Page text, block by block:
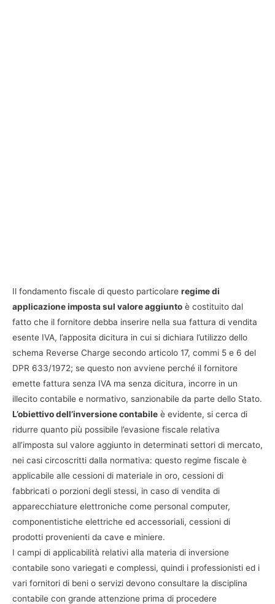
Il fondamento fiscale di questo particolare regime di
applicazione imposta sul valore aggiunto è costituito dal
fatto che il fornitore debba inserire nella sua fattura di vendita
esente IVA, l’apposita dicitura in cui si dichiara l’utilizzo dello
schema Reverse Charge secondo articolo 17, commi 5 e 6 del
DPR 633/1972; se questo non avviene perché il fornitore
emette fattura senza IVA ma senza dicitura, incorre in un
illecito contabile e normativo, sanzionabile da parte dello Stato.
L’obiettivo dell’inversione contabile è evidente, si cerca di
ridurre quanto più possibile l’evasione fiscale relativa
all’imposta sul valore aggiunto in determinati settori di mercato,
nei casi circoscritti dalla normativa: questo regime fiscale è
applicabile alle cessioni di materiale in oro, cessioni di
fabbricati o porzioni degli stessi, in caso di vendita di
apparecchiature elettroniche come personal computer,
componentistiche elettriche ed accessoriali, cessioni di
prodotti provenienti da cave e miniere.
I campi di applicabilità relativi alla materia di inversione
contabile sono variegati e complessi, quindi i professionisti ed i
vari fornitori di beni o servizi devono consultare la disciplina
contabile con grande attenzione prima di procedere